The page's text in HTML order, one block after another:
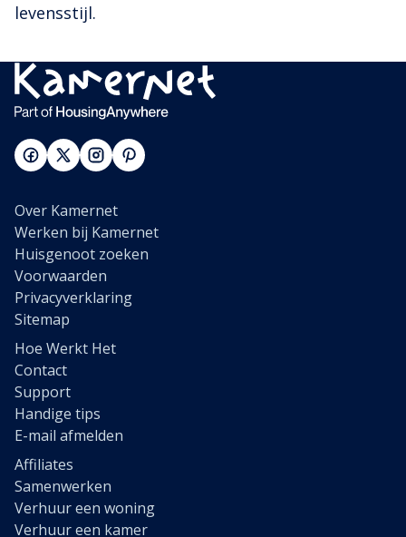
levensstijl.
Over Kamernet
Werken bij Kamernet
Huisgenoot zoeken
Voorwaarden
Privacyverklaring
Sitemap
Hoe Werkt Het
Contact
Support
Handige tips
E-mail afmelden
Affiliates
Samenwerken
Verhuur een woning
Verhuur een kamer